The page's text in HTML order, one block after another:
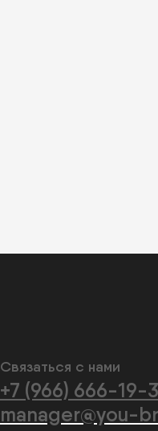
Связаться с нами
+7 (966) 666-19-
manager@you-